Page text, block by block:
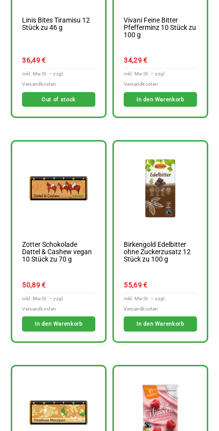
Linis Bites Tiramisu 12
Stück zu 46 g
36,49€
Out of stock
Vivani Feine Bitter
Pfefferminz 10 Stück zu
100 g
34,29€
In den Warenkorb
Zotter Schokolade
Dattel & Cashew vegan
10 Stück zu 70 g
50,89€
In den Warenkorb
Birkengold Edelbitter
ohne Zuckerzusatz 12
Stück zu 100 g
55,69€
In den Warenkorb